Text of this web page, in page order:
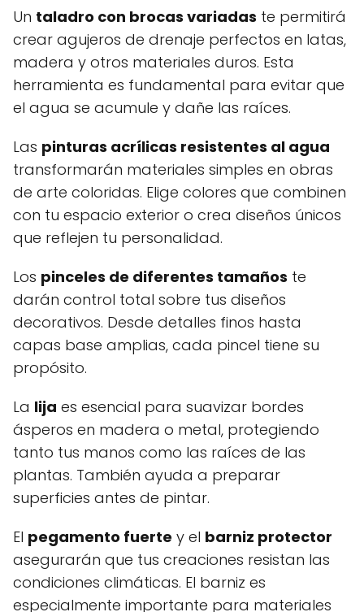
Un taladro con brocas variadas te permitirá
crear agujeros de drenaje perfectos en latas,
madera y otros materiales duros. Esta
herramienta es fundamental para evitar que
el agua se acumule y dañe las raíces.
Las pinturas acrílicas resistentes al agua
transformarán materiales simples en obras
de arte coloridas. Elige colores que combinen
con tu espacio exterior o crea diseños únicos
que reflejen tu personalidad.
Los pinceles de diferentes tamaños te
darán control total sobre tus diseños
decorativos. Desde detalles finos hasta
capas base amplias, cada pincel tiene su
propósito.
La lija es esencial para suavizar bordes
ásperos en madera o metal, protegiendo
tanto tus manos como las raíces de las
plantas. También ayuda a preparar
superficies antes de pintar.
El pegamento fuerte y el barniz protector
asegurarán que tus creaciones resistan las
condiciones climáticas. El barniz es
especialmente importante para materiales